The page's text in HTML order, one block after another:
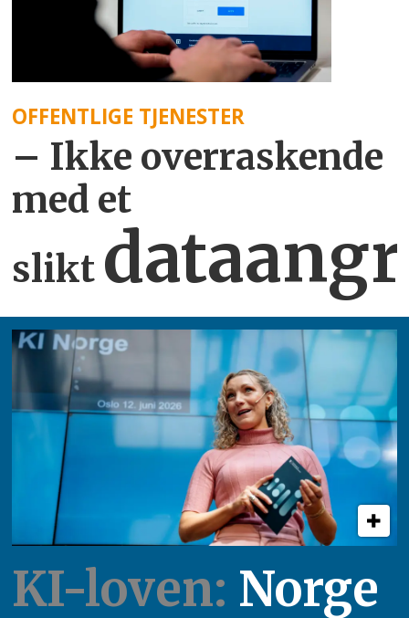
OFFENTLIGE TJENESTER
– Ikke overraskende
med et
slikt
KI-loven: Norge